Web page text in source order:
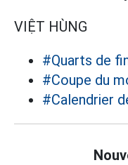
VIỆT HÙNG
#Quarts de
#Coupe du
#Calendrier